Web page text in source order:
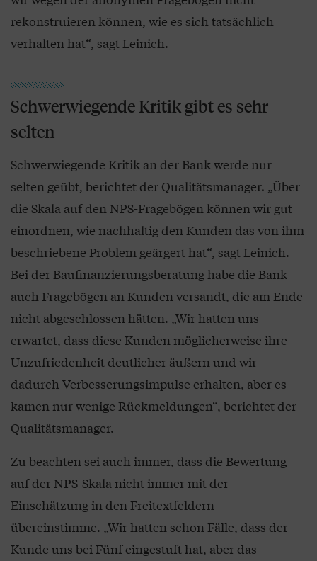
rekonstruieren können, wie es sich tatsächlich
verhalten hat“, sagt Leinich.
Schwerwiegende Kritik gibt es sehr
selten
Schwerwiegende Kritik an der Bank werde nur
selten geübt, berichtet der Qualitätsmanager. „Über
die Skala auf den NPS-Fragebögen können wir gut
einordnen, wie nachhaltig den Kunden das von ihm
beschriebene Problem geärgert hat“, sagt Leinich.
Bei der Baufinanzierungsberatung habe die Bank
auch Fragebögen an Kunden versandt, die am Ende
nicht abgeschlossen hätten. „Wir hatten uns
erwartet, dass diese Kunden möglicherweise ihre
Unzufriedenheit deutlicher äußern und wir
dadurch Verbesserungsimpulse erhalten, aber es
kamen nur wenige Rückmeldungen“, berichtet der
Qualitätsmanager.
Zu beachten sei auch immer, dass die Bewertung
auf der NPS-Skala nicht immer mit der
Einschätzung in den Freitextfeldern
übereinstimme. „Wir hatten schon Fälle, dass der
Kunde uns bei Fünf eingestuft hat, aber das